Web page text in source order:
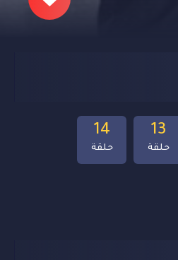
14
حلقة
13
حلقة